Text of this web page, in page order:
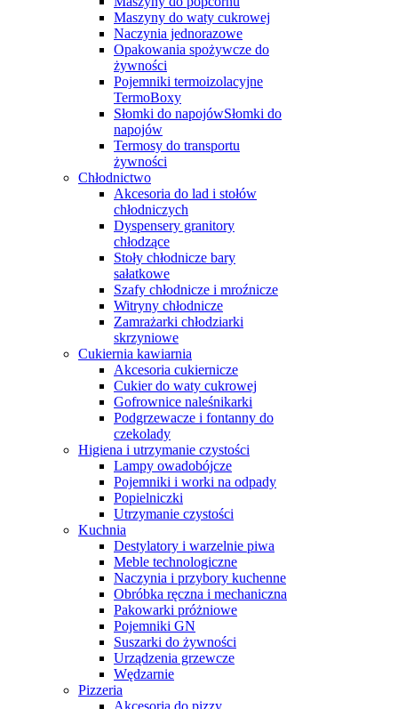
Maszyny do waty cukrowej
Naczynia jednorazowe
Opakowania spożywcze do
żywności
Pojemniki termoizolacyjne
TermoBoxy
Słomki do napojówSłomki do
napojów
Termosy do transportu
żywności
Chłodnictwo
Akcesoria do lad i stołów
chłodniczych
Dyspensery granitory
chłodzące
Stoły chłodnicze bary
sałatkowe
Szafy chłodnicze i mroźnicze
Witryny chłodnicze
Zamrażarki chłodziarki
skrzyniowe
Cukiernia kawiarnia
Akcesoria cukiernicze
Cukier do waty cukrowej
Gofrownice naleśnikarki
Podgrzewacze i fontanny do
czekolady
Higiena i utrzymanie czystości
Lampy owadobójcze
Pojemniki i worki na odpady
Popielniczki
Utrzymanie czystości
Kuchnia
Destylatory i warzelnie piwa
Meble technologiczne
Naczynia i przybory kuchenne
Obróbka ręczna i mechaniczna
Pakowarki próżniowe
Pojemniki GN
Suszarki do żywności
Urządzenia grzewcze
Wędzarnie
Pizzeria
Akcesoria do pizzy